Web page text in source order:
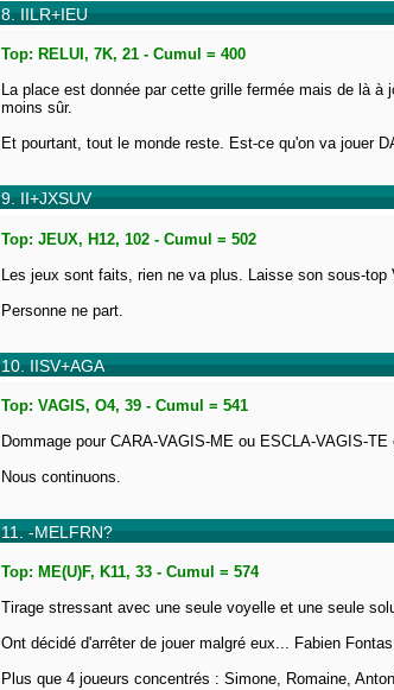
8. IILR+IEU
Top: RELUI, 7K, 21 - Cumul = 400
La place est donnée par cette grille fermée mais de là
moins sûr.
Et pourtant, tout le monde reste. Est-ce qu'on va jouer
9. II+JXSUV
Top: JEUX, H12, 102 - Cumul = 502
Les jeux sont faits, rien ne va plus. Laisse son sous-top
Personne ne part.
10. IISV+AGA
Top: VAGIS, O4, 39 - Cumul = 541
Dommage pour CARA-VAGIS-ME ou ESCLA-VAGIS-TE
Nous continuons.
11. -MELFRN?
Top: ME(U)F, K11, 33 - Cumul = 574
Tirage stressant avec une seule voyelle et une seule
Ont décidé d'arrêter de jouer malgré eux... Fabien
Plus que 4 joueurs concentrés : Simone, Romaine,